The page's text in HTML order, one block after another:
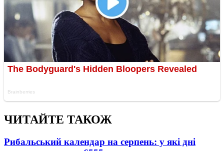
ЧИТАЙТЕ ТАКОЖ
Рибальський календар на серпень: у які дні